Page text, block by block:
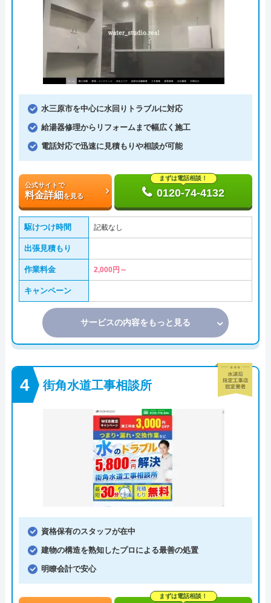
水三原市を中心に水回りトラブルに対応
給湯器修理からリフォームまで幅広く施工
電話対応で迅速に見積もりや相談が可能
公式サイトで
料金詳細を見る
まずは電話相談！
0120-74-4132
駆けつけ時間 記載なし
出張見積もり
作業料金 2,000円～
キャンペーン
サービスの内容をもっと見る
街角水道工事相談所
資格保有のスタッフが在中
建物の構造を熟知したプロによる最善の処置
明瞭会計で安心
まずは電話相談！